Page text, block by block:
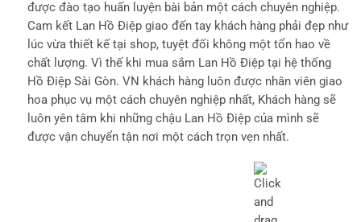
được đào tạo huấn luyện bài bản một cách chuyên nghiệp.
Cam kết Lan Hồ Điệp giao đến tay khách hàng phải đẹp như
lúc vừa thiết kế tại shop, tuyệt đối không một tổn hao về
chất lượng. Vì thế khi mua sắm Lan Hồ Điệp tại hệ thống
Hồ Điệp Sài Gòn. VN khách hàng luôn được nhân viên giao
hoa phục vụ một cách chuyên nghiệp nhất, Khách hàng sẽ
luôn yên tâm khi những chậu Lan Hồ Điệp của mình sẽ
được vận chuyển tận nơi một cách trọn vẹn nhất.